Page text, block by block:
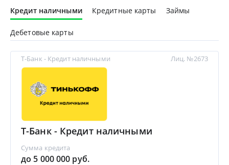
Кредит наличными Кредитные карты Займы
Дебетовые карты
Т-Банк - Кредит наличными
Т-Банк - Кредит наличными
Сумма кредита
до 5 000 000 руб.
Лиц. №2673